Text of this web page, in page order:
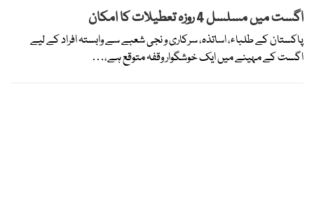
اگست میں مسلسل 4 روزہ تعطیلات کا امکان
پاکستان کے طلباء، اساتذہ، سرکاری و نجی شعبے سے وابستہ افراد کے لیے
اگست کے مہینے میں ایک خوشگوار وقفہ متوقع ہے،…